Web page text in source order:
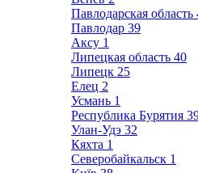
Павлодарская область
Павлодар 39
Аксу 1
Липецкая область 40
Липецк 25
Елец 2
Усмань 1
Республика Бурятия
Улан-Удэ 32
Кяхта 1
Северобайкальск 1